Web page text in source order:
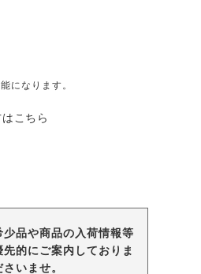
になります。
こちら
品や商品の入荷情報等
的にご案内しておりま
いませ。